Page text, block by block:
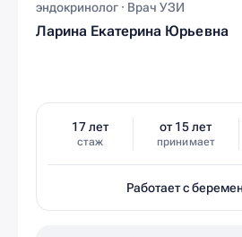
эндокринолог · Врач УЗИ
Ларина Екатерина Юрьевна
17 лет
стаж
от 15 лет
принимает
Работает с